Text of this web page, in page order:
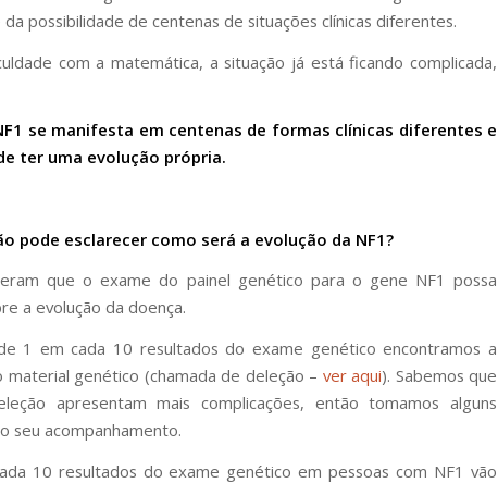
possibilidade de centenas de situações clínicas diferentes.
com a matemática, a situação já está ficando complicada,
se manifesta em centenas de formas clínicas diferentes e
ter uma evolução própria.
pode esclarecer como será a evolução da NF1?
que o exame do painel genético para o gene NF1 possa
a evolução da doença.
1 em cada 10 resultados do exame genético encontramos a
genético (chamada de deleção – ver aqui). Sabemos que
apresentam mais complicações, então tomamos alguns
seu acompanhamento.
10 resultados do exame genético em pessoas com NF1 vão